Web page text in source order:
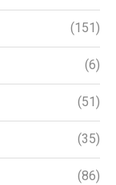
(151)
(6)
(51)
(35)
(86)